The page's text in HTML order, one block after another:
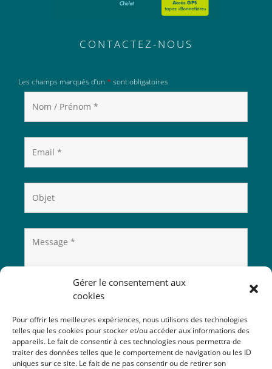
Gérer le consentement aux
cookies
Pour offrir les meilleures expériences, nous utilisons des technologies
telles que les cookies pour stocker et/ou accéder aux informations des
appareils. Le fait de consentir à ces technologies nous permettra de
traiter des données telles que le comportement de navigation ou les ID
uniques sur ce site. Le fait de ne pas consentir ou de retirer son
CONTACTEZ-NOUS
Les champs marqués d’un * sont obligatoires